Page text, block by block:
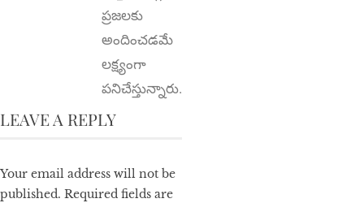
ప్రజలకు
అందించడమే
లక్ష్యంగా
పనిచేస్తున్నారు.
LEAVE A REPLY
Your email address will not be
published. Required fields are